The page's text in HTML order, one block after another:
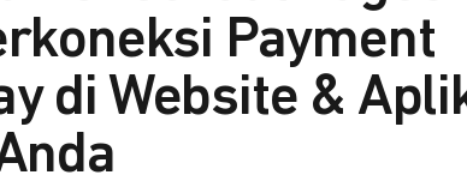
Payment
di Website &